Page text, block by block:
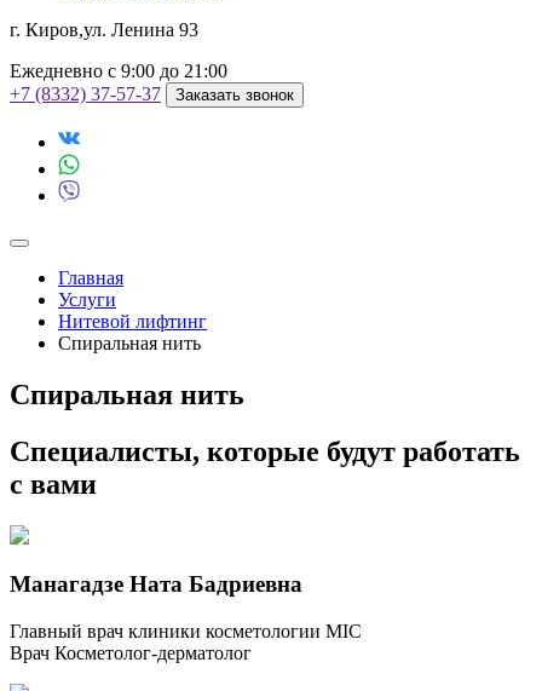
г. Киров,ул. Ленина 93
Ежедневно с 9:00 до 21:00
+7 (8332) 37-57-37
Заказать звонок
Главная
Услуги
Нитевой лифтинг
Спиральная нить
Спиральная нить
Специалисты, которые будут работать
с вами
Манагадзе Ната Бадриевна
Главный врач клиники косметологии MIC
Врач Косметолог-дерматолог